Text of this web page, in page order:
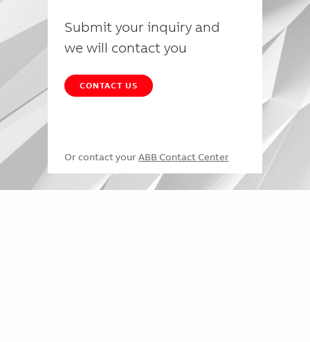
Submit your inquiry and
we will contact you
CONTACT US
Or contact your ABB Contact Center